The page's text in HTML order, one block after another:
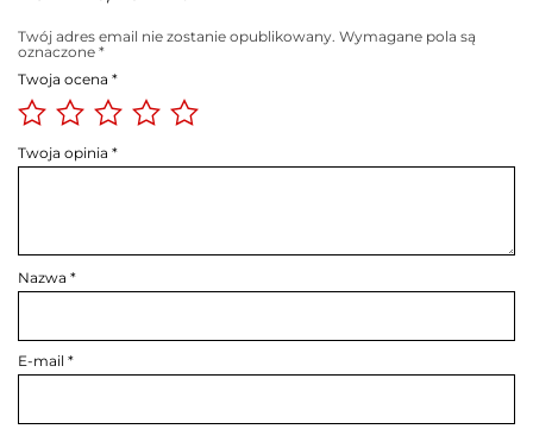
Twój adres email nie zostanie opublikowany. Wymagane pola są
oznaczone *
Twoja ocena *
Twoja opinia *
Nazwa *
E-mail *